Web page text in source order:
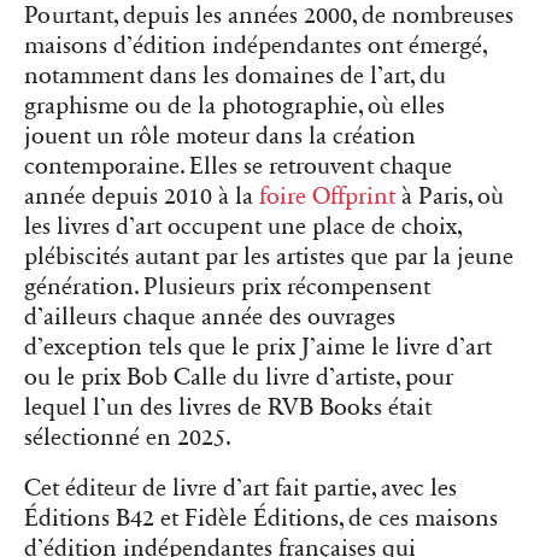
Pourtant, depuis les années 2000, de nombreuses
maisons d’édition indépendantes ont émergé,
notamment dans les domaines de l’art, du
graphisme ou de la photographie, où elles
jouent un rôle moteur dans la création
contemporaine. Elles se retrouvent chaque
année depuis 2010 à la foire Offprintà Paris, où
les livres d’art occupent une place de choix,
plébiscités autant par les artistes que par la jeune
génération. Plusieurs prix récompensent
d’ailleurs chaque année des ouvrages
d’exception tels que le prix J’aime le livre d’art
ou le prix Bob Calle du livre d’artiste, pour
lequel l’un des livres de RVB Books était
sélectionné en 2025.
Cet éditeur de livre d’art fait partie, avec les
Éditions B42 et Fidèle Éditions, de ces maisons
d’édition indépendantes françaises qui